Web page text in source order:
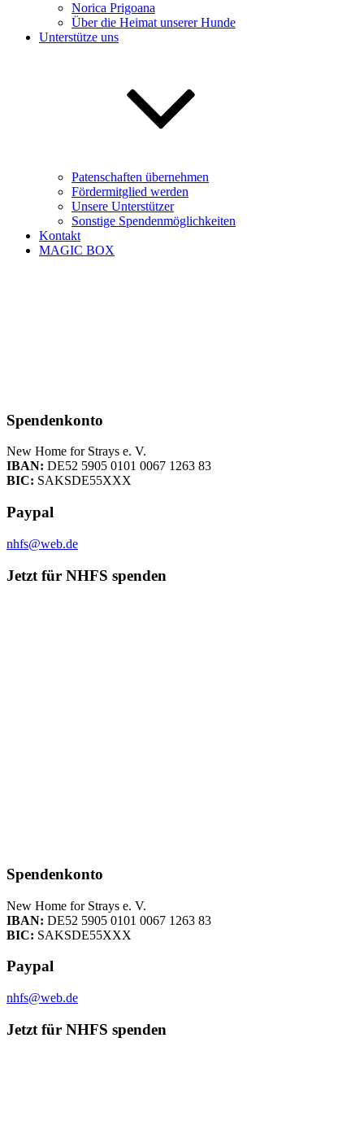
Norica Prigoana
Über die Heimat unserer Hunde
Unterstütze uns
Patenschaften übernehmen
Fördermitglied werden
Unsere Unterstützer
Sonstige Spendenmöglichkeiten
Kontakt
MAGIC BOX
Spendenkonto
New Home for Strays e. V.
IBAN: DE52 5905 0101 0067 1263 83
BIC: SAKSDE55XXX
Paypal
nhfs@web.de
Jetzt für NHFS spenden
Spendenkonto
New Home for Strays e. V.
IBAN: DE52 5905 0101 0067 1263 83
BIC: SAKSDE55XXX
Paypal
nhfs@web.de
Jetzt für NHFS spenden